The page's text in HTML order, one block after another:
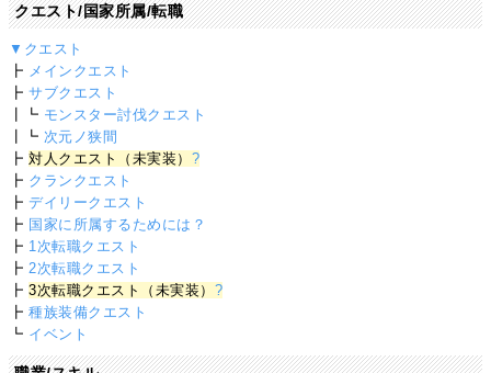
クエスト/国家所属/転職
▼クエスト
┣ メインクエスト
┣サブクエスト
┃┗ モンスター討伐クエスト
┃┗ 次元ノ狭間
┣対人クエスト（未実装） ?
┣ クランクエスト
┣デイリークエスト
┣ 国家に所属するためには？
┣ 1次転職クエスト
┣ 2次転職クエスト
┣3次転職クエスト（未実装） ?
┣種族装備クエスト
┗ イベント